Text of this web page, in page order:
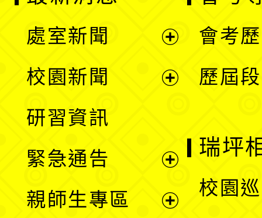
處室新聞
單
校園新聞
選
單
研習資訊
緊急通告
親師生專區
會考
歷屆
瑞坪
校園